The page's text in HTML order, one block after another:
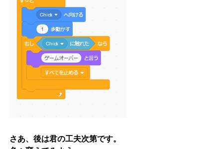
さあ、後は君の工夫次第です。